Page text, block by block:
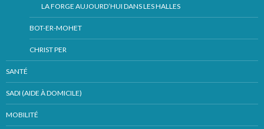
LA FORGE AUJOURD’HUI DANS LES HALLES
BOT-ER-MOHET
CHRIST PER
SANTÉ
SADI (AIDE À DOMICILE)
MOBILITÉ